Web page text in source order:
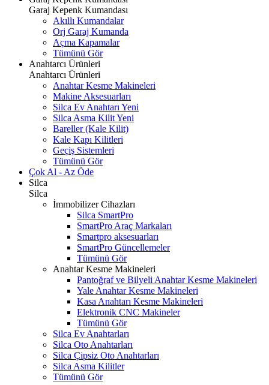
Garaj Kepenk Kumandası
Akıllı Kumandalar
Orj Garaj Kumanda
Açma Kapamalar
Tümünü Gör
Anahtarcı Ürünleri
Anahtarcı Ürünleri
Anahtar Kesme Makineleri
Makine Aksesuarları
Silca Ev Anahtarı Yeni
Silca Asma KilitYeni
Bareller (Kale Kilit)
Kale Kapı Kilitleri
Geçiş Sistemleri
Tümünü Gör
Çok Al - Az Öde
Silca
Silca
İmmobilizer Cihazları
Silca SmartPro
SmartPro Araç Markaları
Smartpro aksesuarları
SmartPro Güncellemeler
Tümünü Gör
Anahtar Kesme Makineleri
Pantoğraf ve Bilyeli Anahtar Kesme Makineleri
Yale Anahtar Kesme Makineleri
Kasa Anahtarı Kesme Makineleri
Elektronik CNC Makineler
Tümünü Gör
Silca Ev Anahtarları
Silca Oto Anahtarları
Silca Çipsiz Oto Anahtarları
Silca Asma Kilitler
Tümünü Gör